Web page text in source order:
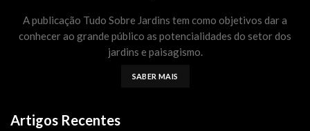
A publicação Tudo Sobre Jardins tem como objetivos dar a
conhecer ao grande público as potencialidades do setor dos
jardins e paisagismo.
SABER MAIS
Artigos Recentes